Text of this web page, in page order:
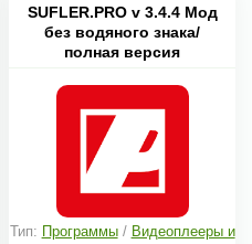
SUFLER.PRO v 3.4.4 Мод
без водяного знака/
полная версия
Тип: Программы/ Видеоплееры и